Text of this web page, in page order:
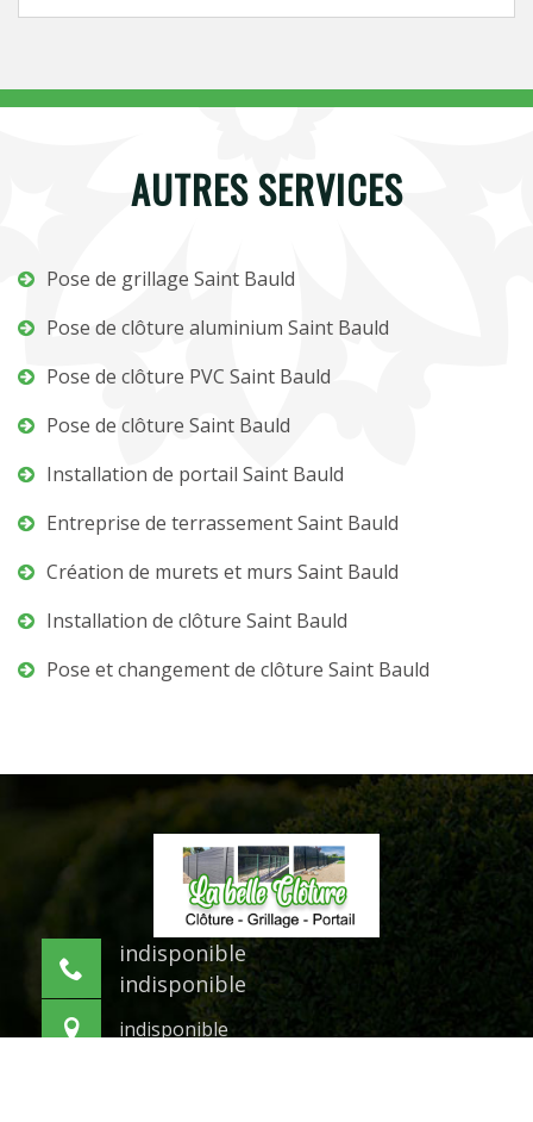
AUTRES SERVICES
Pose de grillage Saint Bauld
Pose de clôture aluminium Saint Bauld
Pose de clôture PVC Saint Bauld
Pose de clôture Saint Bauld
Installation de portail Saint Bauld
Entreprise de terrassement Saint Bauld
Création de murets et murs Saint Bauld
Installation de clôture Saint Bauld
Pose et changement de clôture Saint Bauld
indisponible
indisponible
indisponible